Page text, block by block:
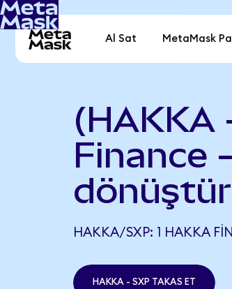
Al Sat MetaMask
(HAKKA
Finance
dönüştür
HAKKA/SXP: 1 HAKKA
HAKKA - SXP TAKAS ET